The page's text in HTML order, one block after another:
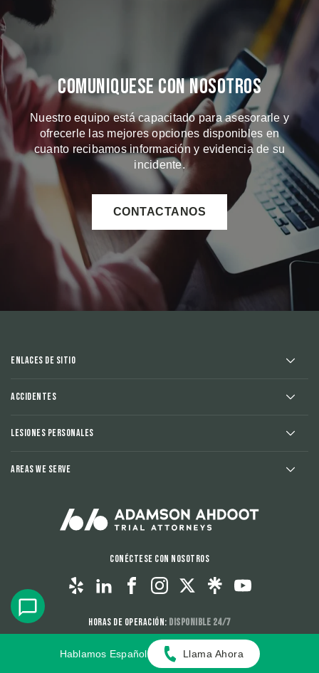
Comuniquese Con Nosotros
Nuestro equipo está capacitado para asesorarle y
ofrecerle las mejores opciones disponibles en
cuanto recibamos información y evidencia de su
incidente.
CONTACTANOS
Enlaces de sitio
Accidentes
Lesiones Personales
Areas We Serve
Conéctese con nosotros
Horas de operación: Disponible 24/7
El contenido de este sitio de internet es para propósitos informativos
únicamente. Ninguna información del sitio debe ser utilizada como
Hablamos Español Llama Ahora